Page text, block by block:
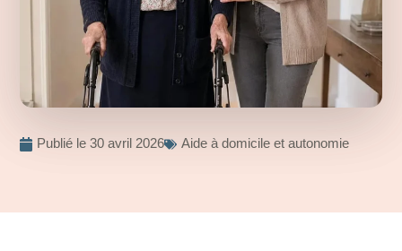
Publié le 30 avril 2026 Aide à domicile et autonomie